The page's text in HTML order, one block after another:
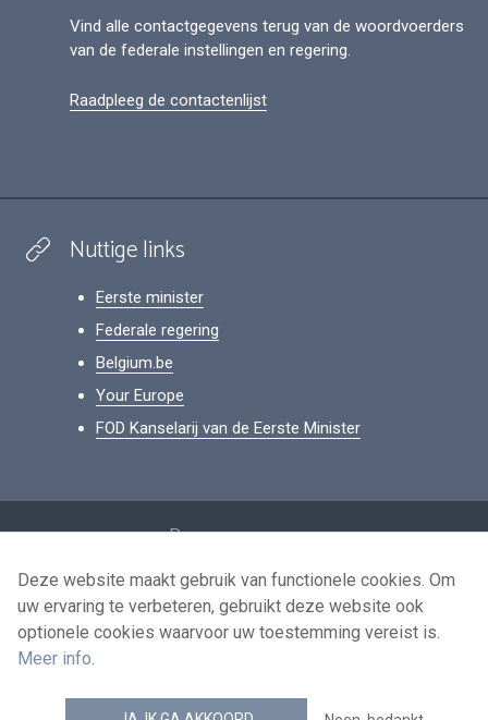
Vind alle contactgegevens terug van de woordvoerders
van de federale instellingen en regering.
Raadpleeg de contactenlijst
Nuttige links
Eerste minister
Federale regering
Belgium.be
Your Europe
FOD Kanselarij van de Eerste Minister
Persoonsgegevens
Voorwaarden voor het hergebruik
Contacteer ons
news.belgium RSS feed
Deze website maakt gebruik van functionele cookies. Om
uw ervaring te verbeteren, gebruikt deze website ook
optionele cookies waarvoor uw toestemming vereist is.
Meer info.